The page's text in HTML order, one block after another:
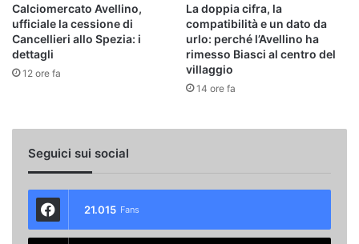
Calciomercato Avellino,
ufficiale la cessione di
Cancellieri allo Spezia: i
dettagli
12 ore fa
La doppia cifra, la
compatibilità e un dato da
urlo: perché l’Avellino ha
rimesso Biasci al centro del
villaggio
14 ore fa
Seguici sui social
21.015 Fans